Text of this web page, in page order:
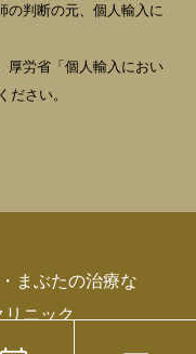
判断の元、個人輸入に
厚労省「個人輸入におい
ださい。
まぶたの治療な
ニック